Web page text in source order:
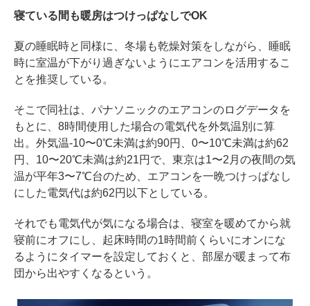
寝ている間も暖房はつけっぱなしでOK
夏の睡眠時と同様に、冬場も乾燥対策をしながら、睡眠
時に室温が下がり過ぎないようにエアコンを活用するこ
とを推奨している。
そこで同社は、パナソニックのエアコンのログデータを
もとに、8時間使用した場合の電気代を外気温別に算
出。外気温-10〜0℃未満は約90円、0〜10℃未満は約62
円、10〜20℃未満は約21円で、東京は1〜2月の夜間の気
温が平年3〜7℃台のため、エアコンを一晩つけっぱなし
にした電気代は約62円以下としている。
それでも電気代が気になる場合は、寝室を暖めてから就
寝前にオフにし、起床時間の1時間前くらいにオンにな
るようにタイマーを設定しておくと、部屋が暖まって布
団から出やすくなるという。